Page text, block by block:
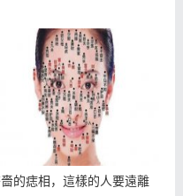
的痣相，這樣的人要遠離